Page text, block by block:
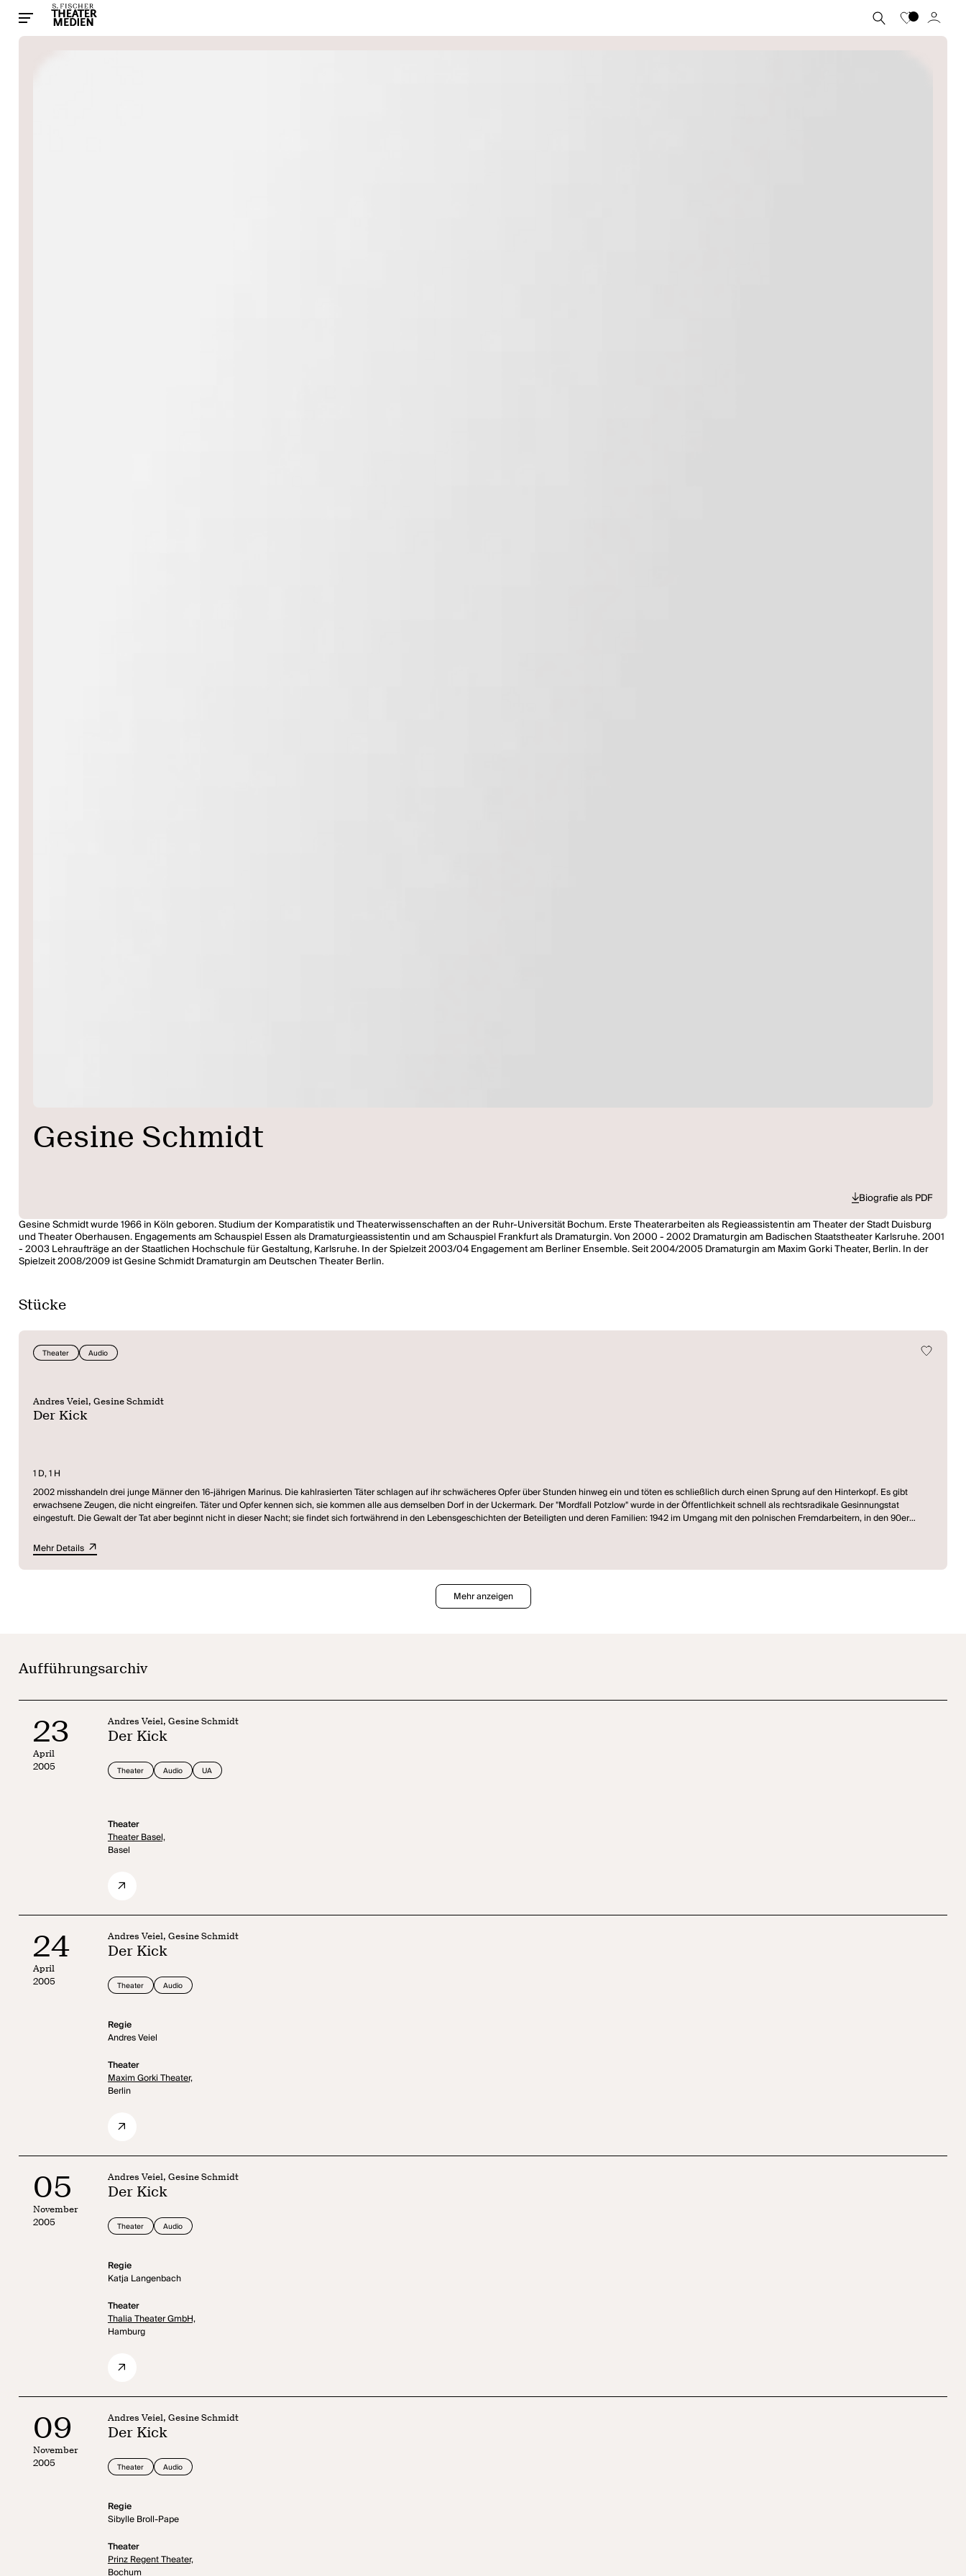
Gesine Schmidt
Biografie als PDF
Gesine Schmidt wurde 1966 in Köln geboren. Studium der Komparatistik und Theaterwissenschaften an der Ruhr-Universität Bochum. Erste Theaterarbeiten als Regieassistentin am Theater der Stadt Duisburg
und Theater Oberhausen. Engagements am Schauspiel Essen als Dramaturgieassistentin und am Schauspiel Frankfurt als Dramaturgin. Von 2000 - 2002 Dramaturgin am Badischen Staatstheater Karlsruhe. 2001
- 2003 Lehraufträge an der Staatlichen Hochschule für Gestaltung, Karlsruhe. In der Spielzeit 2003/04 Engagement am Berliner Ensemble. Seit 2004/2005 Dramaturgin am Maxim Gorki Theater, Berlin. In der
Spielzeit 2008/2009 ist Gesine Schmidt Dramaturgin am Deutschen Theater Berlin.
Stücke
Theater Audio
Andres Veiel, Gesine Schmidt
Der Kick
1 D, 1 H
2002 misshandeln drei junge Männer den 16-jährigen Marinus. Die kahlrasierten Täter schlagen auf ihr schwächeres Opfer über Stunden hinweg ein und töten es schließlich durch einen Sprung auf den Hinterkopf. Es gibt
erwachsene Zeugen, die nicht eingreifen. Täter und Opfer kennen sich, sie kommen alle aus demselben Dorf in der Uckermark. Der "Mordfall Potzlow" wurde in der Öffentlichkeit schnell als rechtsradikale Gesinnungstat
eingestuft. Die Gewalt der Tat aber beginnt nicht in dieser Nacht; sie findet sich fortwährend in den Lebensgeschichten der Beteiligten und deren Familien: 1942 im Umgang mit den polnischen Fremdarbeitern, in den 90er
Kick", die Biografie hinter der Tat sichtbar werden zu lassen.
Mehr Details
Mehr anzeigen
Aufführungsarchiv
23
April
2005
Andres Veiel, Gesine Schmidt
Der Kick
Theater Audio UA
Theater
Theater Basel,
Basel
24
April
2005
Andres Veiel, Gesine Schmidt
Der Kick
Theater Audio
Regie
Andres Veiel
Theater
Maxim Gorki Theater,
Berlin
05
November
2005
Andres Veiel, Gesine Schmidt
Der Kick
Theater Audio
Regie
Katja Langenbach
Theater
Thalia Theater GmbH,
Hamburg
09
November
2005
Andres Veiel, Gesine Schmidt
Der Kick
Theater Audio
Regie
Sibylle Broll-Pape
Theater
Prinz Regent Theater,
Bochum